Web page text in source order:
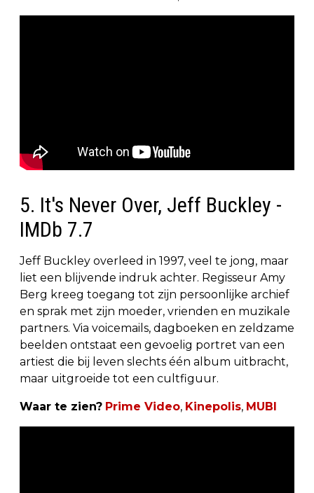
5. It's Never Over, Jeff Buckley -
IMDb 7.7
Jeff Buckley overleed in 1997, veel te jong, maar
liet een blijvende indruk achter. Regisseur Amy
Berg kreeg toegang tot zijn persoonlijke archief
en sprak met zijn moeder, vrienden en muzikale
partners. Via voicemails, dagboeken en zeldzame
beelden ontstaat een gevoelig portret van een
artiest die bij leven slechts één album uitbracht,
maar uitgroeide tot een cultfiguur.
Waar te zien? Prime Video, Kinepolis, MUBI